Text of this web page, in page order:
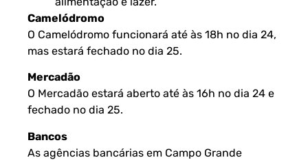
Camelódromo
O Camelódromo funcionará até às 18h no dia 24,
mas estará fechado no dia 25.
Mercadão
O Mercadão estará aberto até às 16h no dia 24 e
fechado no dia 25.
Bancos
As agências bancárias em Campo Grande